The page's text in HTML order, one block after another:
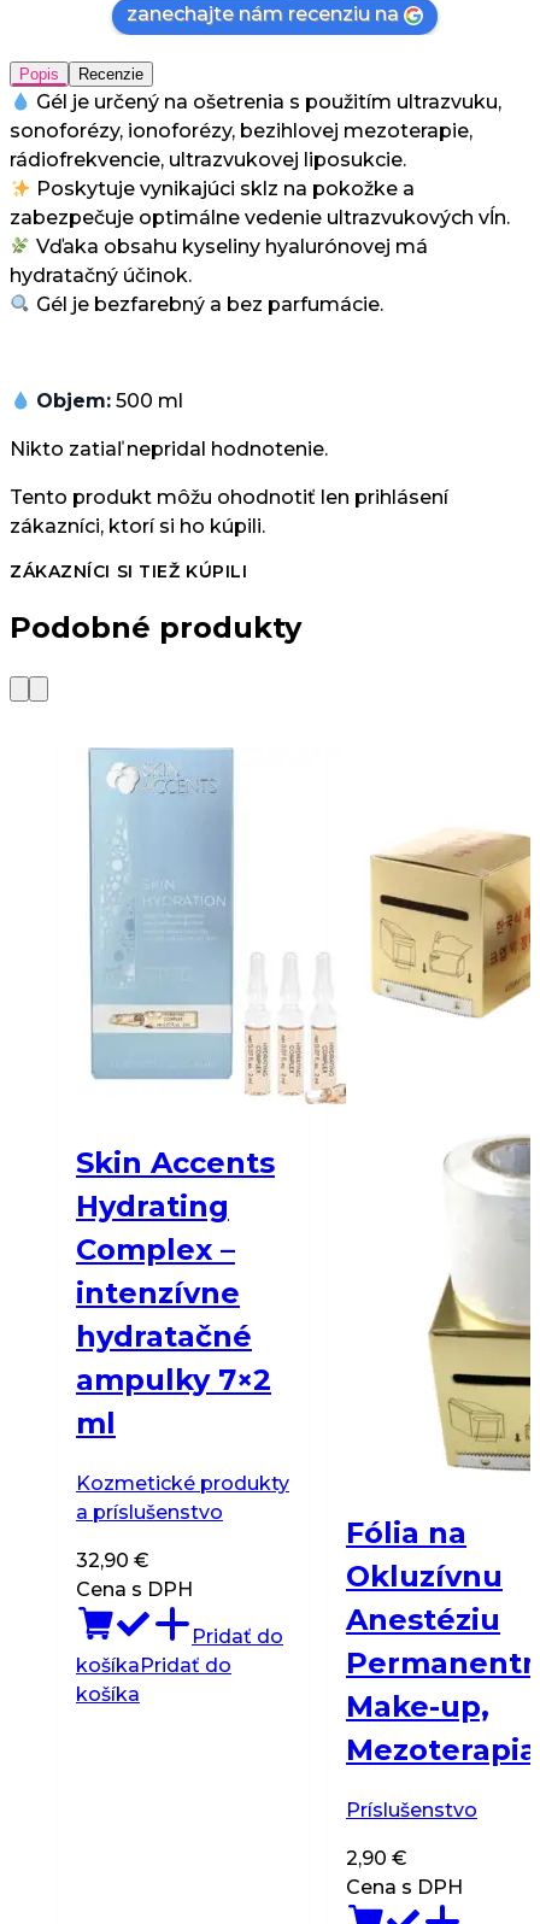
zanechajte nám recenziu na
Popis Recenzie
Gél je určený na ošetrenia s použitím ultrazvuku,
sonoforézy, ionoforézy, bezihlovej mezoterapie,
rádiofrekvencie, ultrazvukovej liposukcie.
Poskytuje vynikajúci sklz na pokožke a
zabezpečuje optimálne vedenie ultrazvukových vĺn.
Vďaka obsahu kyseliny hyalurónovej má
hydratačný účinok.
Gél je bezfarebný a bez parfumácie.
Objem: 500 ml
Nikto zatiaľ nepridal hodnotenie.
Tento produkt môžu ohodnotiť len prihlásení
zákazníci, ktorí si ho kúpili.
ZÁKAZNÍCI SI TIEŽ KÚPILI
Podobné produkty
Skin Accents
Hydrating
Complex –
intenzívne
hydratačné
ampulky 7×2
ml
Kozmetické produkty
a príslušenstvo
32,90 €
Cena s DPH
Pridať do
košíkaPridať do
košíka
Fólia na
Okluzívnu
Anestéziu
Make-up,
Mezoterapia
Príslušenstvo
2,90 €
Cena s DPH